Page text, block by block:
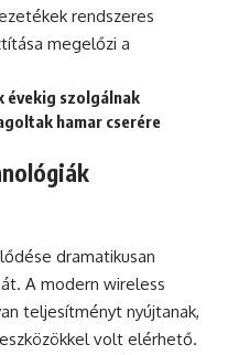
rendszeres
megelőzi a
szolgálnak
hamar cserére
dramatikusan
A modern wireless
teljesítményt nyújtanak,
volt elérhető.